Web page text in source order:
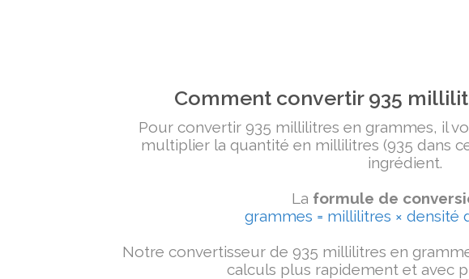
Comment convertir 935
Pour convertir 935 millilitres en grammes, il
multiplier la quantité en millilitres (935 dans
ingrédient.
La formule de
grammes = millilitres × densité
Notre convertisseur de 935 millilitres en
calculs plus rapidement et avec